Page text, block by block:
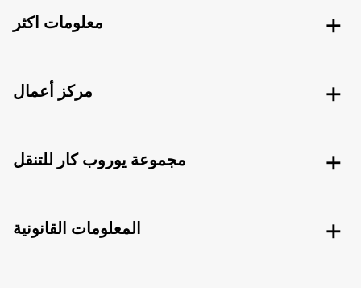
معلومات اكثر
مركز أعمال
مجموعة يوروب كار للتنقل
المعلومات القانونية